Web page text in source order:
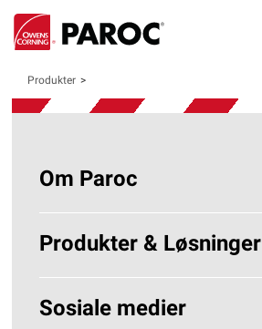
Produkter
Om Paroc
Om PAROC
Hvorfor Steinull?
Bærekraft
Produkter & Løsninger
Løsninger Byggisolering
Sosiale medier